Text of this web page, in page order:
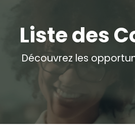
Liste des
Découvrez les